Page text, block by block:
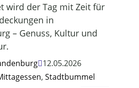
wird der Tag mit Zeit für
in
– Genuss, Kultur und
12.05.2026
, Stadtbummel